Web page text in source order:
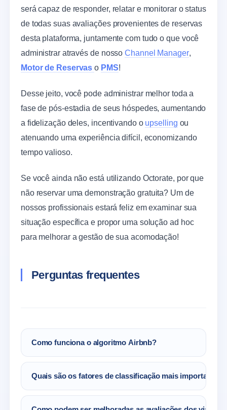
será capaz de responder, relatar e monitorar o status
de todas suas avaliações provenientes de reservas
desta plataforma, juntamente com tudo o que você
administrar através de nossoChannel Manager,
Motor de Reservaso PMS!
Desse jeito, você pode administrar melhor toda a
fase de pós-estadia de seus hóspedes, aumentando
a fidelização deles, incentivando o upselling ou
atenuando uma experiência difícil, economizando
tempo valioso.
Se você ainda não está utilizando Octorate, por que
não reservar uma demonstração gratuita? Um de
nossos profissionais estará feliz em examinar sua
situação específica e propor uma solução ad hoc
para melhorar a gestão de sua acomodação!
Perguntas frequentes
Como funciona o algoritmo Airbnb?
Quando um usuário procura uma locação de
temporada na plataforma, o Airbnb funciona
como um mecanismo de busca, retornando
resultados em uma certa ordem que não é
Quais são os fatores de classificação mais importantes